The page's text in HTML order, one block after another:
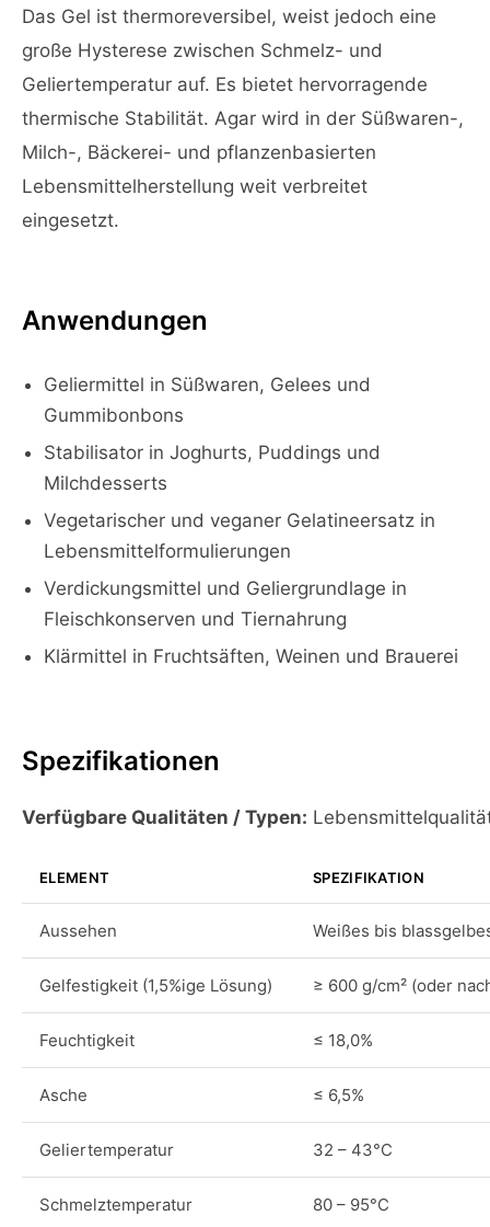
Das Gel ist thermoreversibel, weist jedoch eine
große Hysterese zwischen Schmelz- und
Geliertemperatur auf. Es bietet hervorragende
thermische Stabilität. Agar wird in der Süßwaren-,
Milch-, Bäckerei- und pflanzenbasierten
Lebensmittelherstellung weit verbreitet
eingesetzt.
Anwendungen
Geliermittel in Süßwaren, Gelees und
Gummibonbons
Stabilisator in Joghurts, Puddings und
Milchdesserts
Vegetarischer und veganer Gelatineersatz in
Lebensmittelformulierungen
Verdickungsmittel und Geliergrundlage in
Fleischkonserven und Tiernahrung
Klärmittel in Fruchtsäften, Weinen und Brauerei
Spezifikationen
Verfügbare Qualitäten / Typen:
ELEMENT SPEZIFIKATION
Aussehen Weißes bis
Gelfestigkeit (1,5%ige Lösung) ≥ 600 g/cm² (oder
Feuchtigkeit ≤ 18,0%
Asche ≤ 6,5%
Geliertemperatur 32 – 43°C
Schmelztemperatur 80 – 95°C